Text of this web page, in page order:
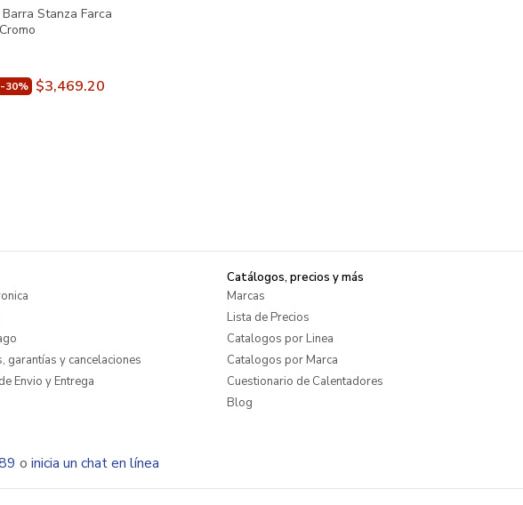
Stanza Farca
-30% $3,469.20
garantías y cancelaciones
Envio y Entrega
Catálogos, precios y más
Marcas
Lista de Precios
Catalogos por Linea
Catalogos por Marca
Cuestionario de Calentadores
Blog
o inicia un chat en línea